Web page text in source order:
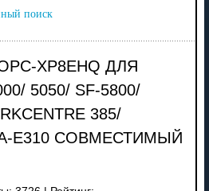
поиск
XP8EHQ ДЛЯ
5050/ SF-5800/
385/
E310 СОВМЕСТИМЫЙ